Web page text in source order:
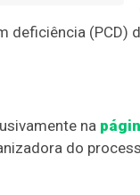
deficiência (PCD)
na
do